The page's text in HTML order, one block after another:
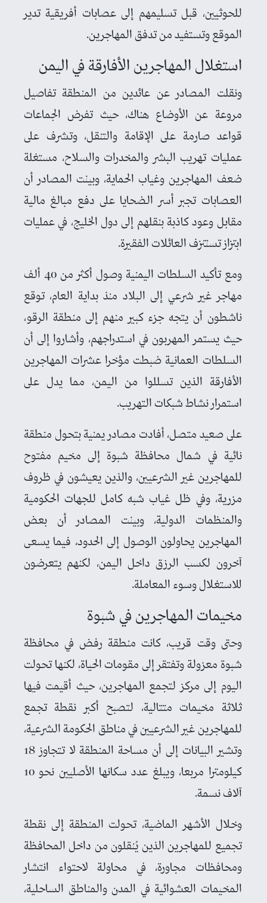
للحوثيين، قبل تسليمهم إلى عصابات أفريقية تدير
الموقع وتستفيد من تدفق المهاجرين.
استغلال المهاجرين الأفارقة في اليمن
ونقلت المصادر عن عائدين من المنطقة تفاصيل
مروعة عن الأوضاع هناك، حيث تفرض الجماعات
قواعد صارمة على الإقامة والتنقل، وتشرف على
عمليات تهريب البشر والمخدرات والسلاح، مستغلة
ضعف المهاجرين وغياب الحماية، وبينت المصادر أن
العصابات تجبر أسر الضحايا على دفع مبالغ مالية
مقابل وعود كاذبة بنقلهم إلى دول الخليج، في عمليات
ابتزاز تستنزف العائلات الفقيرة.
ومع تأكيد السلطات اليمنية وصول أكثر من 40 ألف
مهاجر غير شرعي إلى البلاد منذ بداية العام، توقع
ناشطون أن يتجه جزء كبير منهم إلى منطقة الرقو،
حيث يستمر المهربون في استدراجهم، وأشاروا إلى أن
السلطات العمانية ضبطت مؤخرا عشرات المهاجرين
الأفارقة الذين تسللوا من اليمن، مما يدل على
استمرار نشاط شبكات التهريب.
على صعيد متصل، أفادت مصادر يمنية بتحول منطقة
نائية في شمال محافظة شبوة إلى مخيم مفتوح
للمهاجرين غير الشرعيين، والذين يعيشون في ظروف
مزرية، وفي ظل غياب شبه كامل للجهات الحكومية
والمنظمات الدولية، وبينت المصادر أن بعض
المهاجرين يحاولون الوصول إلى الحدود، فيما يسعى
آخرون لكسب الرزق داخل اليمن، لكنهم يتعرضون
للاستغلال وسوء المعاملة.
مخيمات المهاجرين في شبوة
وحتى وقت قريب، كانت منطقة رفض في محافظة
شبوة معزولة وتفتقر إلى مقومات الحياة، لكنها تحولت
اليوم إلى مركز لتجمع المهاجرين، حيث أقيمت فيها
ثلاثة مخيمات متتالية، لتصبح أكبر نقطة تجمع
للمهاجرين غير الشرعيين في مناطق الحكومة الشرعية،
وتشير البيانات إلى أن مساحة المنطقة لا تتجاوز 18
كيلومترا مربعا، ويبلغ عدد سكانها الأصليين نحو 10
آلاف نسمة.
وخلال الأشهر الماضية، تحولت المنطقة إلى نقطة
تجميع للمهاجرين الذين يُنقلون من داخل المحافظة
ومحافظات مجاورة، في محاولة لاحتواء انتشار
المخيمات العشوائية في المدن والمناطق الساحلية،